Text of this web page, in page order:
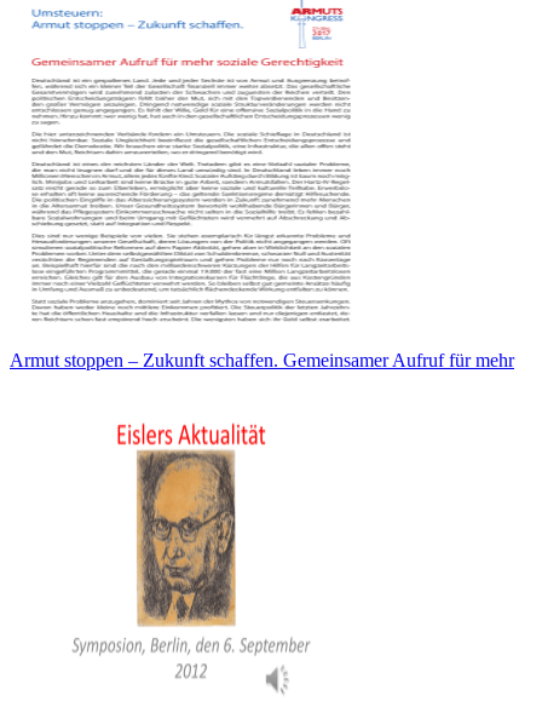
Armut stoppen – Zukunft schaffen. Gemeinsamer Aufruf für mehr